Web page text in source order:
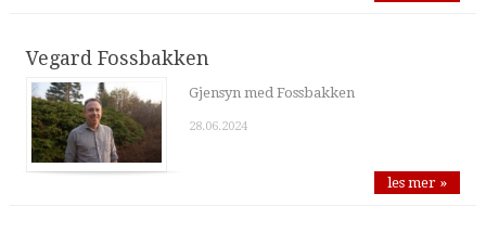
Vegard Fossbakken
Gjensyn med Fossbakken
28.06.2024
les mer »